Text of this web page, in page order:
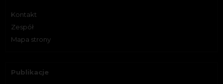
Kontakt
Zespół
Mapa strony
Publikacje